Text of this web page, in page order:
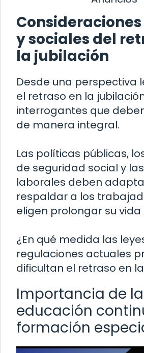
y sociales del
la jubilación
Desde una perspectiva
el retraso en la
interrogantes que
de manera integral.
Las políticas públicas,
de seguridad social y
laborales deben
respaldar a los
eligen prolongar su
¿En qué medida las
regulaciones actuales
dificultan el retraso en
Importancia de la
educación
formación